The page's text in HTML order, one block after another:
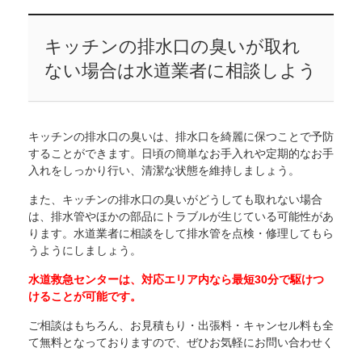
キッチンの排水口の臭いが取れ
ない場合は水道業者に相談しよう
キッチンの排水口の臭いは、排水口を綺麗に保つことで予防
することができます。日頃の簡単なお手入れや定期的なお手
入れをしっかり行い、清潔な状態を維持しましょう。
また、キッチンの排水口の臭いがどうしても取れない場合
は、排水管やほかの部品にトラブルが生じている可能性があ
ります。水道業者に相談をして排水管を点検・修理してもら
うようにしましょう。
水道救急センターは、 対応エリア内なら最短30分で駆けつ
けることが可能です。
ご相談はもちろん、お見積もり・出張料・キャンセル料も全
て無料となっておりますので、ぜひお気軽にお問い合わせく